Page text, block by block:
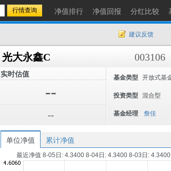
净值排行 净值回报 分红比较
建议反馈
光大永鑫C 003106
实时估值
--
--
基金类型 开放式基
投资类型 混合型
基金经理 詹佳
单位净值 累计净值
最近净值 8-05日: 4.3400 8-04日: 4.3400 8-03日: